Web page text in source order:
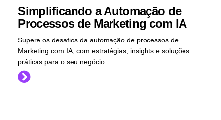
Simplificando a Automação de
Processos de Marketing com IA
Supere os desafios da automação de processos de
Marketing com IA, com estratégias, insights e soluções
práticas para o seu negócio.